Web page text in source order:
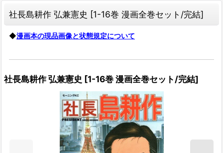
社長島耕作 弘兼憲史 [1-16巻 漫画全巻セット/完結]
◆漫画本の現品画像と状態規定について
社長島耕作 弘兼憲史 [1-16巻 漫画全巻セット/完結]